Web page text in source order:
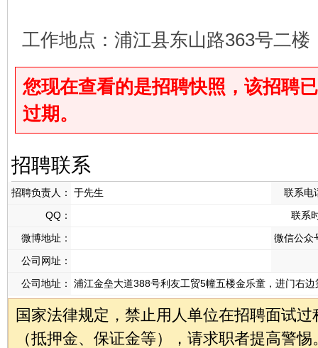
工作地点：浦江县东山路363号二楼
您现在查看的是招聘快照，该招聘
过期。
招聘联系
招聘负责人： 于先生
联系电
QQ：
联系
微博地址：
微信公众
公司网址：
公司地址：
浦江金垒大道388号利友工贸5幢五楼金乐童，进门右边
国家法律规定，禁止用人单位在招聘面试
（抵押金、保证金等），请求职者提高警惕